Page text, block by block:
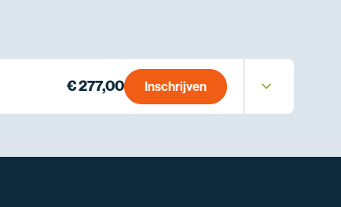
€ 277,00 Inschrijven